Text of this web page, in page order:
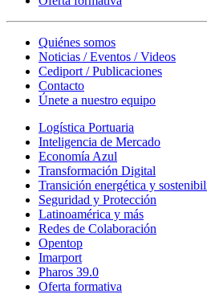
Quiénes somos
Noticias / Eventos / Videos
Cediport / Publicaciones
Contacto
Únete a nuestro equipo
Logística Portuaria
Inteligencia de Mercado
Economía Azul
Transformación Digital
Transición energética y
Seguridad y Protección
Latinoamérica y más
Redes de Colaboración
Opentop
Imarport
Pharos 39.0
Oferta formativa